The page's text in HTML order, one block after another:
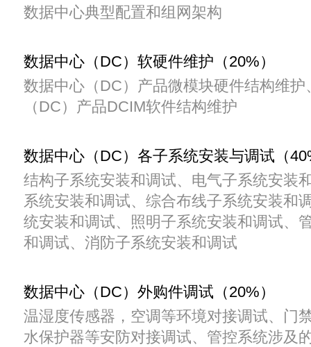
数据中心典型配置和组网架构
数据中心（DC）软硬件维护（20%）
数据中心（DC）产品微模块硬件结构维护
（DC）产品DCIM软件结构维护
数据中心（DC）各子系统安装与调试（
结构子系统安装和调试、电气子系统安装
系统安装和调试、综合布线子系统安装和
统安装和调试、照明子系统安装和调试、
和调试、消防子系统安装和调试
数据中心（DC）外购件调试（20%）
温湿度传感器，空调等环境对接调试、门
水保护器等安防对接调试、管控系统涉及